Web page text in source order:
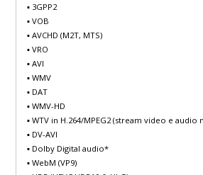
▪ 3GPP2
▪ VOB
▪ AVCHD (M2T, MTS)
▪ VRO
▪ AVI
▪ WMV
▪ DAT
▪ WMV-HD
▪ WTV in H.264/MPEG2 (stream video e audio
▪ DV-AVI
▪ Dolby Digital audio*
▪ WebM (VP9)